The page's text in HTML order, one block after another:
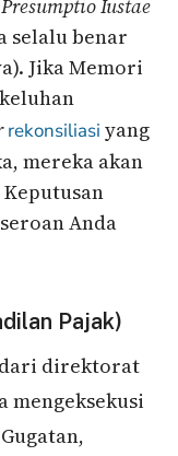
Presumptio Iustae
selalu benar
Jika Memori
rekonsiliasi yang
mereka akan
Anda
Pajak)
direktorat
mengeksekusi